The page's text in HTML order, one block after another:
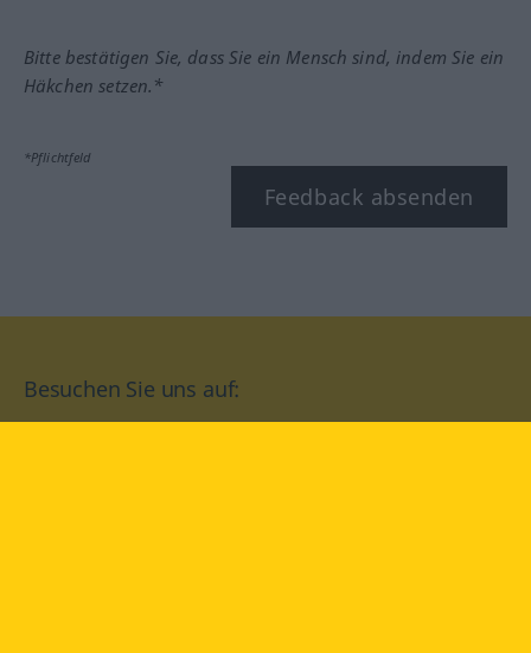
Bitte bestätigen Sie, dass Sie ein Mensch sind, indem Sie ein
Häkchen setzen.*
*Pflichtfeld
Feedback absenden
Besuchen Sie uns auf: